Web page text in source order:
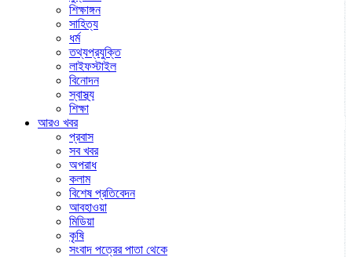
শিক্ষাঙ্গন
সাহিত্য
ধর্ম
তথ্যপ্রযুক্তি
লাইফস্টাইল
বিনোদন
স্বাস্থ্য
শিক্ষা
আরও খবর
প্রবাস
সব খবর
অপরাধ
কলাম
বিশেষ প্রতিবেদন
আবহাওয়া
মিডিয়া
কৃষি
সংবাদ পত্রের পাতা থেকে